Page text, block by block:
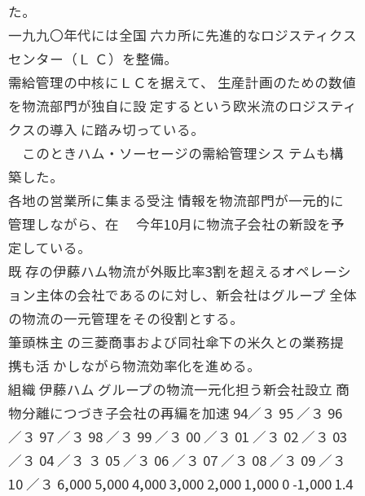
た。
一九九〇年代には全国 六カ所に先進的なロジスティクス
センター（Ｌ Ｃ）を整備。
需給管理の中核にＬＣを据えて、 生産計画のための数値
を物流部門が独自に設 定するという欧米流のロジスティ
クスの導入 に踏み切っている。
このときハム・ソーセージの需給管理シス テムも構
築した。
各地の営業所に集まる受注 情報を物流部門が一元的に
管理しながら、在 今年10月に物流子会社の新設を予
定している。
既 存の伊藤ハム物流が外販比率3割を超えるオペレーシ
ョン主体の会社であるのに対し、新会社はグループ 全体
の物流の一元管理をその役割とする。
筆頭株主 の三菱商事および同社傘下の米久との業務提
携も活 かしながら物流効率化を進める。
組織 伊藤ハム グループの物流一元化担う新会社設立 商
物分離につづき子会社の再編を加速 94／３ 95 ／３ 96
／３ 97 ／３ 98 ／３ 99 ／３ 00 ／３ 01 ／３ 02 ／３ 03
／３ 04 ／３ ３ 05 ／３ 06 ／３ 07 ／３ 08 ／３ 09 ／３
10 ／３ 6,000 5,000 4,000 3,000 2,000 1,000 0 -1,000 1.4